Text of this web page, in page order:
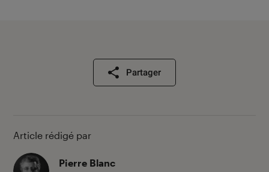
Partager
Article rédigé par
Pierre Blanc